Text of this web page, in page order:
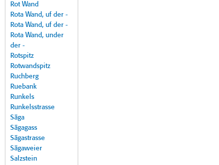
Rot Wand
Rota Wand, uf der -
Rota Wand, uf der -
Rota Wand, under
der -
Rotspitz
Rotwandspitz
Ruchberg
Ruebank
Runkels
Runkelsstrasse
Säga
Sägagass
Sägastrasse
Sägaweier
Salzstein